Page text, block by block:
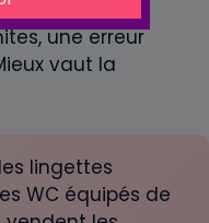
une erreur
vaut la
lingettes
WC équipés de